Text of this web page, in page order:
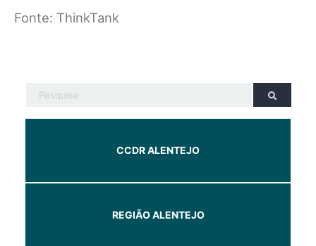
Fonte: ThinkTank
CCDR ALENTEJO
REGIÃO ALENTEJO